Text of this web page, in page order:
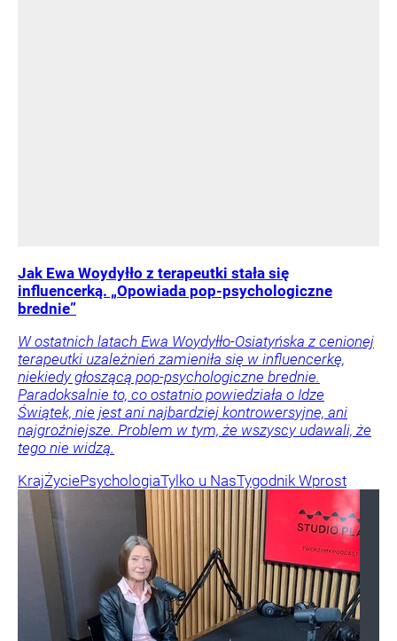
Jak Ewa Woydyłło z terapeutki stała się
influencerką. „Opowiada pop-psychologiczne
brednie”
W ostatnich latach Ewa Woydyłło-Osiatyńska z cenionej
terapeutki uzależnień zamieniła się w influencerkę,
niekiedy głoszącą pop-psychologiczne brednie.
Paradoksalnie to, co ostatnio powiedziała o Idze
Świątek, nie jest ani najbardziej kontrowersyjne, ani
najgroźniejsze. Problem w tym, że wszyscy udawali, że
tego nie widzą.
KrajŻyciePsychologiaTylko u NasTygodnik Wprost